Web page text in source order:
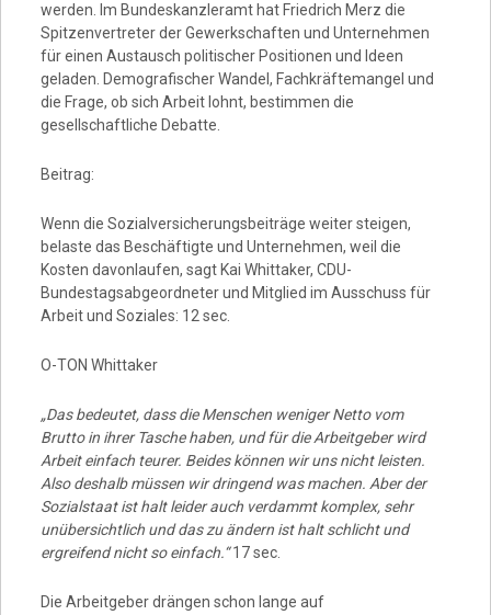
werden. Im Bundeskanzleramt hat Friedrich Merz die
Spitzenvertreter der Gewerkschaften und Unternehmen
für einen Austausch politischer Positionen und Ideen
geladen. Demografischer Wandel, Fachkräftemangel und
die Frage, ob sich Arbeit lohnt, bestimmen die
gesellschaftliche Debatte.
Beitrag:
Wenn die Sozialversicherungsbeiträge weiter steigen,
belaste das Beschäftigte und Unternehmen, weil die
Kosten davonlaufen, sagt Kai Whittaker, CDU-
Bundestagsabgeordneter und Mitglied im Ausschuss für
Arbeit und Soziales: 12 sec.
O-TON Whittaker
„Das bedeutet, dass die Menschen weniger Netto vom
Brutto in ihrer Tasche haben, und für die Arbeitgeber wird
Arbeit einfach teurer. Beides können wir uns nicht leisten.
Also deshalb müssen wir dringend was machen. Aber der
Sozialstaat ist halt leider auch verdammt komplex, sehr
unübersichtlich und das zu ändern ist halt schlicht und
ergreifend nicht so einfach.“17 sec.
Die Arbeitgeber drängen schon lange auf